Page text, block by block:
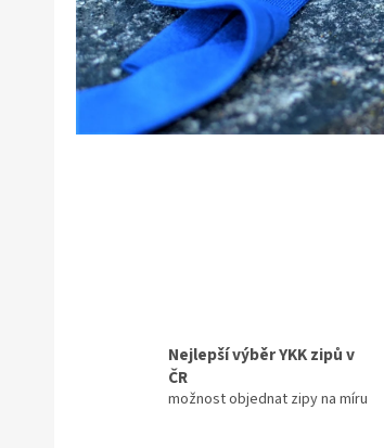
Nejlepší výběr YKK zipů v
ČR
možnost objednat zipy na míru